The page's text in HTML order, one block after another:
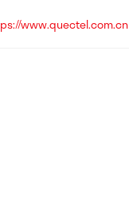
www.quectel.com.cn